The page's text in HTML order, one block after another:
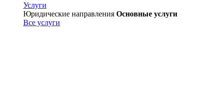
Услуги
Услуги
Юридические направления Основные услуги
Все услуги